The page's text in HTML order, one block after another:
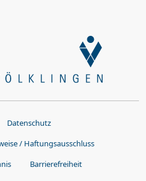
Datenschutz
/ Haftungsausschluss
Barrierefreiheit